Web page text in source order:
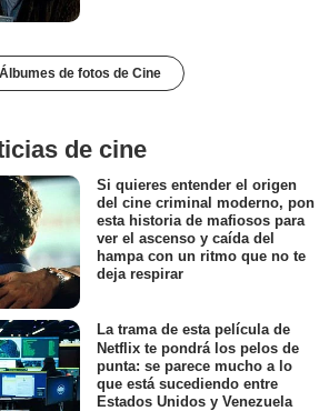
Álbumes de fotos de Cine
de cine
Si quieres entender el origen
del cine criminal moderno, pon
esta historia de mafiosos para
ver el ascenso y caída del
hampa con un ritmo que no te
deja respirar
La trama de esta película de
Netflix te pondrá los pelos de
punta: se parece mucho a lo
que está sucediendo entre
Estados Unidos y Venezuela